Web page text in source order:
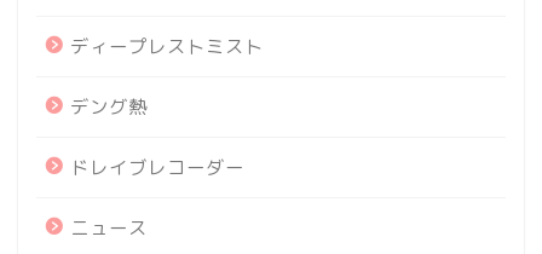
ディープレストミスト
デング熱
ドレイブレコーダー
ニュース